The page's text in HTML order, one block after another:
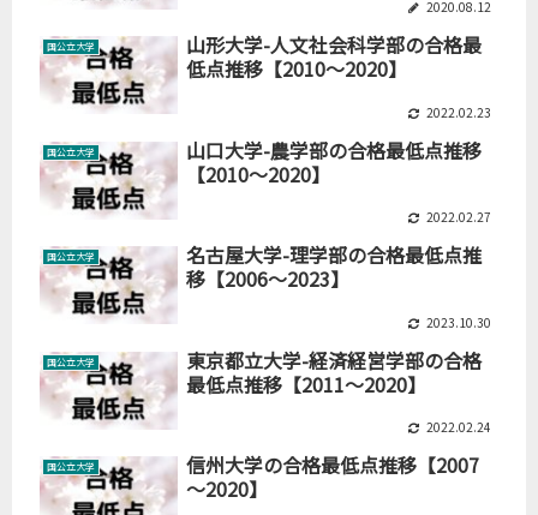
2020.08.12
国公立大学
山形大学-人文社会科学部の合格最
低点推移【2010～2020】
2022.02.23
国公立大学
山口大学-農学部の合格最低点推移
【2010～2020】
2022.02.27
国公立大学
名古屋大学-理学部の合格最低点推
移【2006～2023】
2023.10.30
国公立大学
東京都立大学-経済経営学部の合格
最低点推移【2011～2020】
2022.02.24
国公立大学
信州大学の合格最低点推移【2007
～2020】